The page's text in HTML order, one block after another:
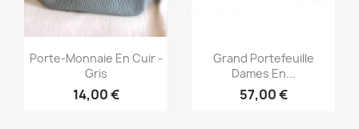
 Aperçu rapide
Porte-Monnaie En Cuir -
Gris
14,00 €
Aperçu rapide
Grand Portefeuille
Dames En...
57,00 €